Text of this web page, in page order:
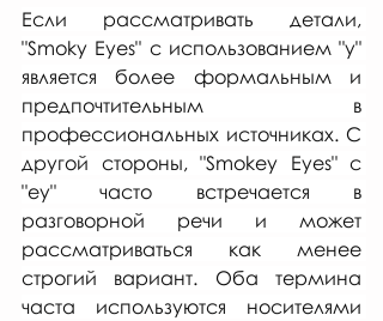
Если рассматривать детали,
"Smoky Eyes" с использованием "y"
является более формальным и
предпочтительным в
профессиональных источниках. С
другой стороны, "Smokey Eyes" с
"ey" часто встречается в
разговорной речи и может
рассматриваться как менее
строгий вариант. Оба термина
часта используются носителями